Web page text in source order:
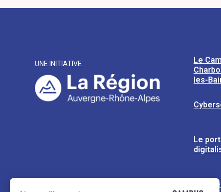
UNE INITIATIVE
Le
les-
Le